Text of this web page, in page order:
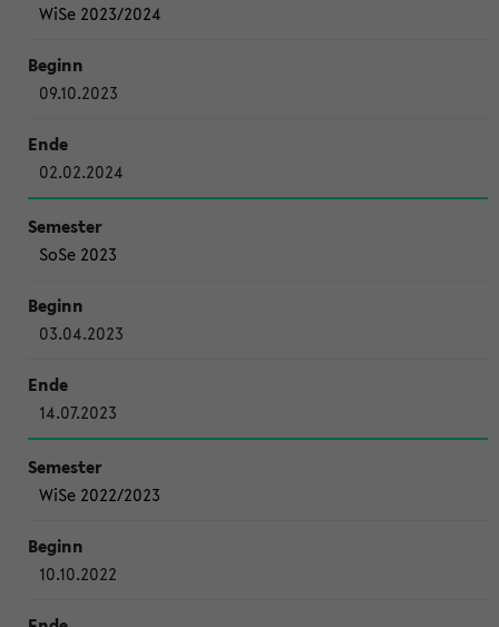
WiSe 2023/2024
09.10.2023
02.02.2024
SoSe 2023
03.04.2023
14.07.2023
WiSe 2022/2023
10.10.2022